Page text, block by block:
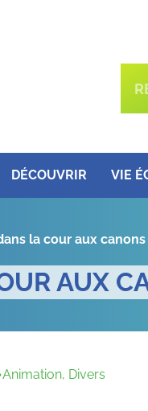
DÉCOUVRIR VIE
la cour aux canons
AUX
Animation, Divers